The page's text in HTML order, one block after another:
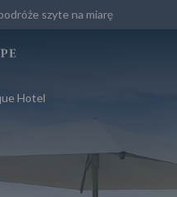
szyte na miarę
Hotel